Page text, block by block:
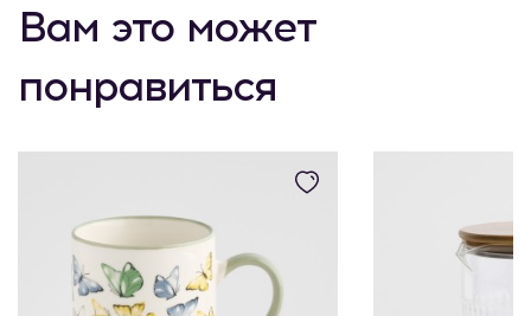
Вам это может
понравиться